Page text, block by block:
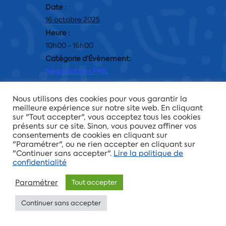
Date :
16 octobre 2025
Heure :
10h00 - 16h00
Catégorie d’Évènement:
Négociations FNIL
Team Brocéliande Team Brocéliande
Tous droits réservésCFTC-CSFV © 2026 -Mentions
légales -Politique de confidentialité
Nous utilisons des cookies pour vous garantir la
meilleure expérience sur notre site web. En cliquant
sur "Tout accepter", vous acceptez tous les cookies
présents sur ce site. Sinon, vous pouvez affiner vos
consentements de cookies en cliquant sur
"Paramétrer", ou ne rien accepter en cliquant sur
"Continuer sans accepter". Lire la politique de
confidentialité
Paramétrer
Tout accepter
Continuer sans accepter